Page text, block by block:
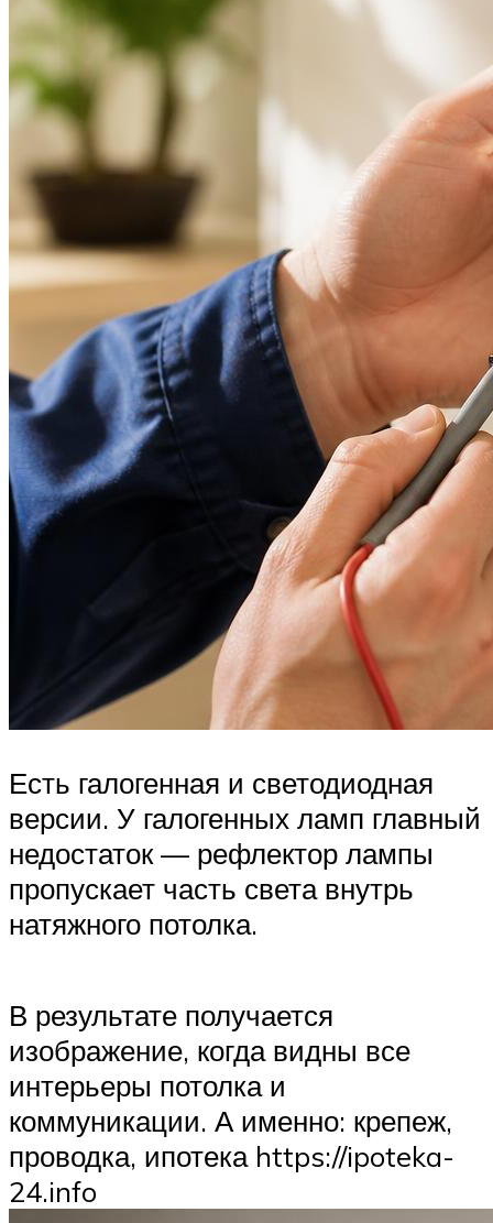
Есть галогенная и светодиодная
версии. У галогенных ламп главный
недостаток — рефлектор лампы
пропускает часть света внутрь
натяжного потолка.
В результате получается
изображение, когда видны все
интерьеры потолка и
коммуникации. А именно: крепеж,
проводка, ипотека https://ipoteka-
24.info